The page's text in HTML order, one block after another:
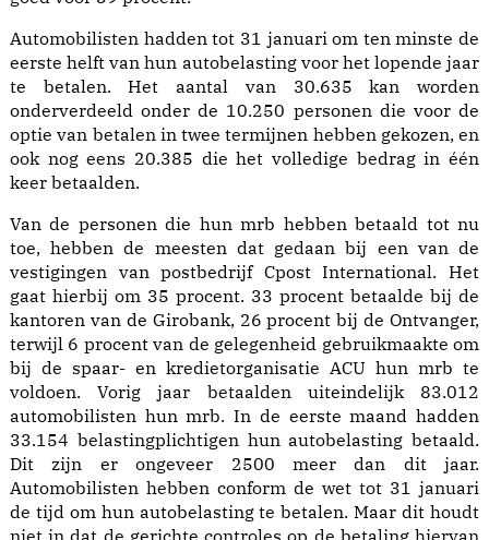
Automobilisten hadden tot 31 januari om ten minste de
eerste helft van hun autobelasting voor het lopende jaar
te betalen. Het aantal van 30.635 kan worden
onderverdeeld onder de 10.250 personen die voor de
optie van betalen in twee termijnen hebben gekozen, en
ook nog eens 20.385 die het volledige bedrag in één
keer betaalden.
Van de personen die hun mrb hebben betaald tot nu
toe, hebben de meesten dat gedaan bij een van de
vestigingen van postbedrijf Cpost International. Het
gaat hierbij om 35 procent. 33 procent betaalde bij de
kantoren van de Girobank, 26 procent bij de Ontvanger,
terwijl 6 procent van de gelegenheid gebruikmaakte om
bij de spaar- en kredietorganisatie ACU hun mrb te
voldoen. Vorig jaar betaalden uiteindelijk 83.012
automobilisten hun mrb. In de eerste maand hadden
33.154 belastingplichtigen hun autobelasting betaald.
Dit zijn er ongeveer 2500 meer dan dit jaar.
Automobilisten hebben conform de wet tot 31 januari
de tijd om hun autobelasting te betalen. Maar dit houdt